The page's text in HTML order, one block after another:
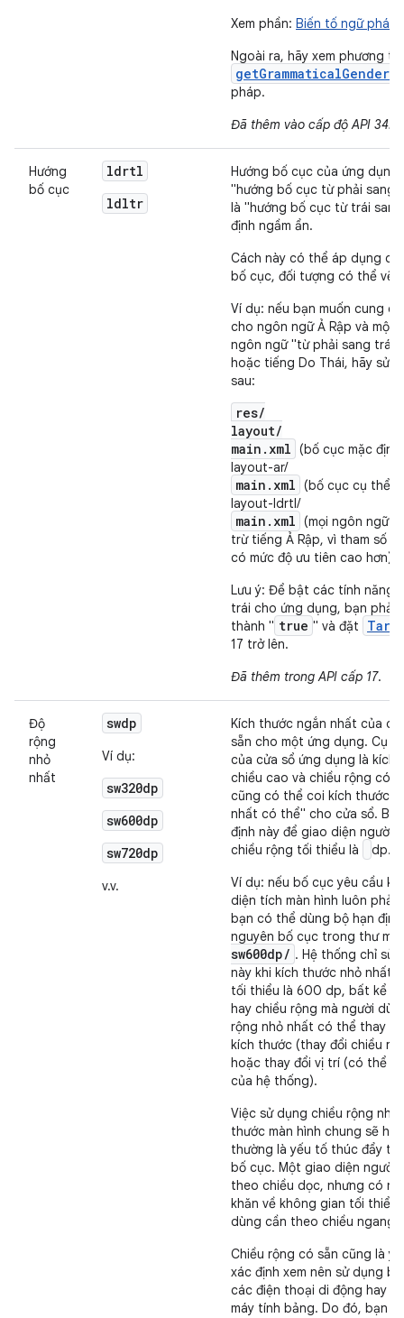
Xem phần: Biến tố ngữ pháp
Ngoài ra, hãy xem phương
getGrammaticalGender()
pháp.
Đã thêm vào cấp độ API 34.
Hướng
bố cục
ldrtl
ldltr
Hướng bố cục của ứng
"hướng bố cục từ phải sang
là "hướng bố cục từ trái
định ngầm ẩn.
Cách này có thể áp dụng
bố cục, đối tượng có thể vẽ
Ví dụ: nếu bạn muốn cung
cho ngôn ngữ Ả Rập và một
ngôn ngữ "từ phải sang trái"
hoặc tiếng Do Thái, hãy sử
sau:
res/
layout/
main.xml (bố cục mặc định)
layout-ar/
main.xml (bố cục cụ thể
layout-ldrtl/
main.xml (mọi ngôn ngữ
trừ tiếng Ả Rập, vì tham số
có mức độ ưu tiên cao hơn)
Lưu ý: Để bật các tính năng
trái cho ứng dụng, bạn phải
thành " true " và đặt
17 trở lên.
Đã thêm trong API cấp 17.
Độ
rộng
nhỏ
nhất
swdp
Ví dụ:
sw320dp
sw600dp
sw720dp
v.v.
Kích thước ngắn nhất của
sẵn cho một ứng dụng. Cụ
của cửa sổ ứng dụng là kích
chiều cao và chiều rộng có
cũng có thể coi kích thước
nhất có thể" cho cửa sổ.
định này để giao diện người
chiều rộng tối thiểu là
dp.
Ví dụ: nếu bố cục yêu cầu
diện tích màn hình luôn
bạn có thể dùng bộ hạn
nguyên bố cục trong thư
sw600dp/ . Hệ thống chỉ sử
này khi kích thước nhỏ nhất
tối thiểu là 600 dp, bất kể
hay chiều rộng mà người
rộng nhỏ nhất có thể thay
kích thước (thay đổi chiều
hoặc thay đổi vị trí (có thể
của hệ thống).
Việc sử dụng chiều rộng
thước màn hình chung sẽ
thường là yếu tố thúc đẩy
bố cục. Một giao diện người
theo chiều dọc, nhưng có
khăn về không gian tối thiểu
dùng cần theo chiều ngang.
Chiều rộng có sẵn cũng là
xác định xem nên sử dụng
các điện thoại di động hay
máy tính bảng. Do đó, bạn